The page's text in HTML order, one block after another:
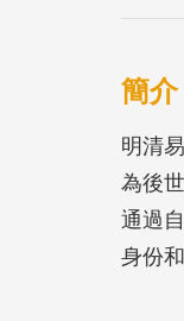
簡介
明清
為後
通過
身份
的作